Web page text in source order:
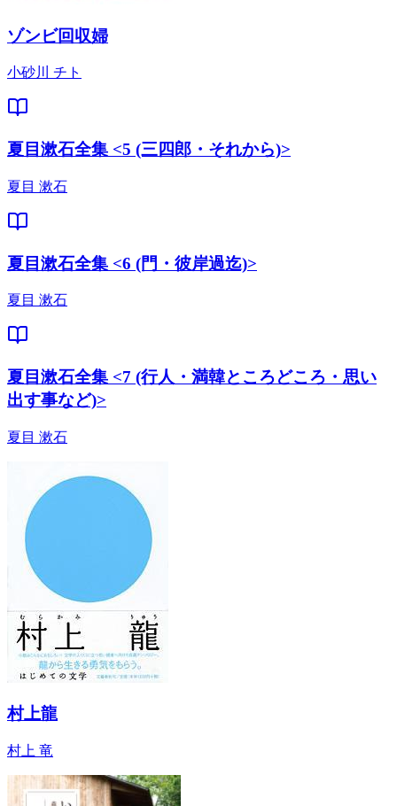
ゾンビ回収婦
小砂川 チト
夏目漱石全集 <5 (三四郎・それから)>
夏目 漱石
夏目漱石全集 <6 (門・彼岸過迄)>
夏目 漱石
夏目漱石全集 <7 (行人・満韓ところどころ・思い
出す事など)>
夏目 漱石
村上龍
村上 竜